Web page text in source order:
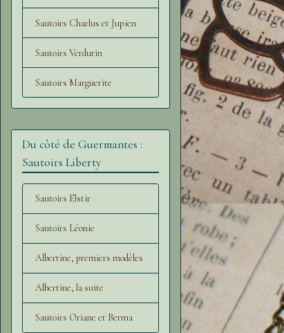
Sautoirs Charlus et Jupien
Sautoirs Verdurin
Sautoirs Marguerite
Du côté de Guermantes :
Sautoirs Liberty
Sautoirs Elstir
Sautoirs Léonie
Albertine, premiers modèles
Albertine, la suite
Sautoirs Oriane et Berma